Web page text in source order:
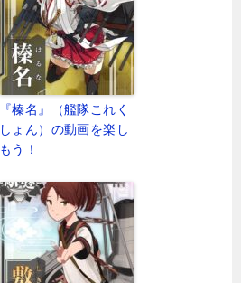
『榛名』（艦隊これく
しょん）の動画を楽し
もう！